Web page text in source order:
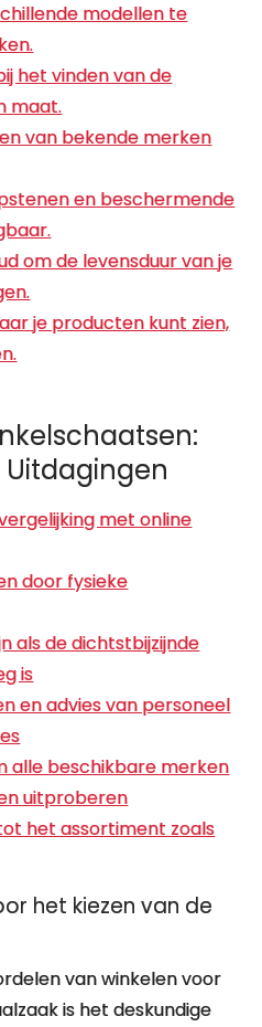
modellen te
het vinden van de
maat.
van bekende merken
en beschermende
om de levensduur van je
je producten kunt zien,
met online
door fysieke
als de dichtstbijzijnde
is
en advies van personeel
alle beschikbare merken
uitproberen
het assortiment zoals
het kiezen van de
van winkelen voor
is het deskundige